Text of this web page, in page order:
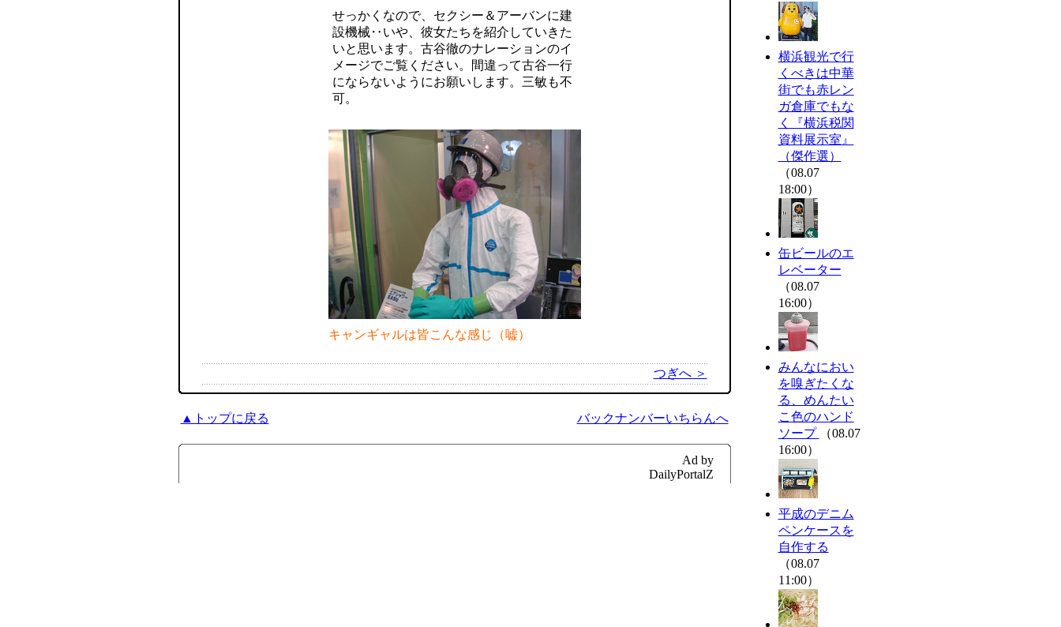
せっかくなので、セクシー＆アーバンに建
設機械‥いや、彼女たちを紹介していきた
いと思います。古谷徹のナレーションのイ
メージでご覧ください。間違って古谷一行
にならないようにお願いします。三敏も不
可。
キャンギャルは皆こんな感じ（嘘）
つぎへ ＞
▲トップに戻る バックナンバーいちらんへ
Ad by
DailyPortalZ
横浜観光で行
くべきは中華
街でも赤レン
ガ倉庫でもな
く『横浜税関
資料展示室』
（傑作選）
（08.07
18:00）
缶ビールのエ
レベーター
（08.07
16:00）
みんなにおい
を嗅ぎたくな
る、めんたい
こ色のハンド
ソープ
（08.07
16:00）
平成のデニム
ペンケースを
自作する
（08.07
11:00）